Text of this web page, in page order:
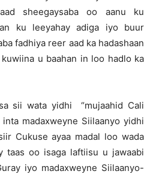
sheegaysaba oo aanu ku
ku leeyahay adiga iyo buur
fadhiya reer aad ka hadashaan
u baahan in loo hadlo ka
sii wata yidhi “mujaahid Cali
madaxweyne Siilaanyo yidhi
Cukuse ayaa madal loo wada
taas oo isaga laftiisu u jawaabi
iyo madaxweyne Siilaanyo-